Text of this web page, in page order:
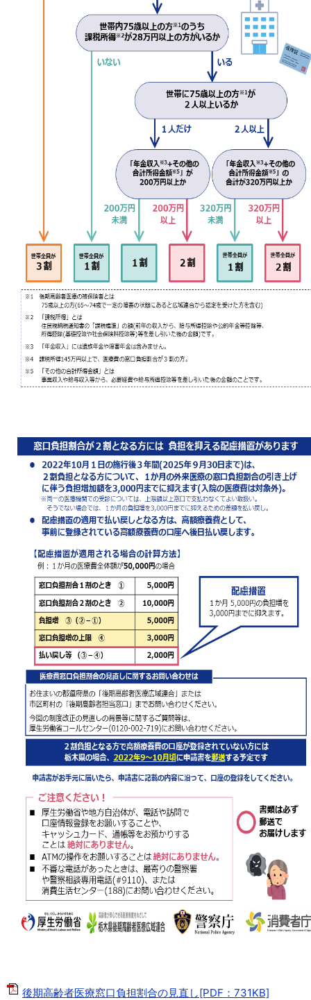
後期高齢者医療窓口負担割合の見直し[PDF：731KB]